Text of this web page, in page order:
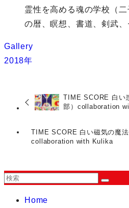
霊性を高める魂の学校（
の暦、瞑想、書道、剣武、
Gallery
2018年
TIME SCORE 白い
部）collaboration
TIME SCORE 白い磁気の魔
collaboration with Kulika
Home